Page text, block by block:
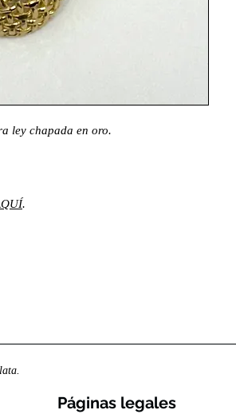
ley chapada en oro.
.
Páginas legales​